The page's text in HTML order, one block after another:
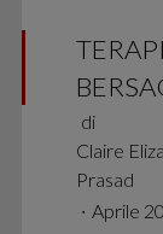
di
Claire
Prasad
∙ Aprile